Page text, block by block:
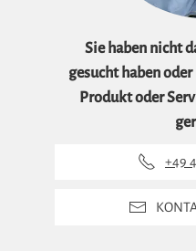
Sie haben nicht
gesucht haben
Produkt oder
+49